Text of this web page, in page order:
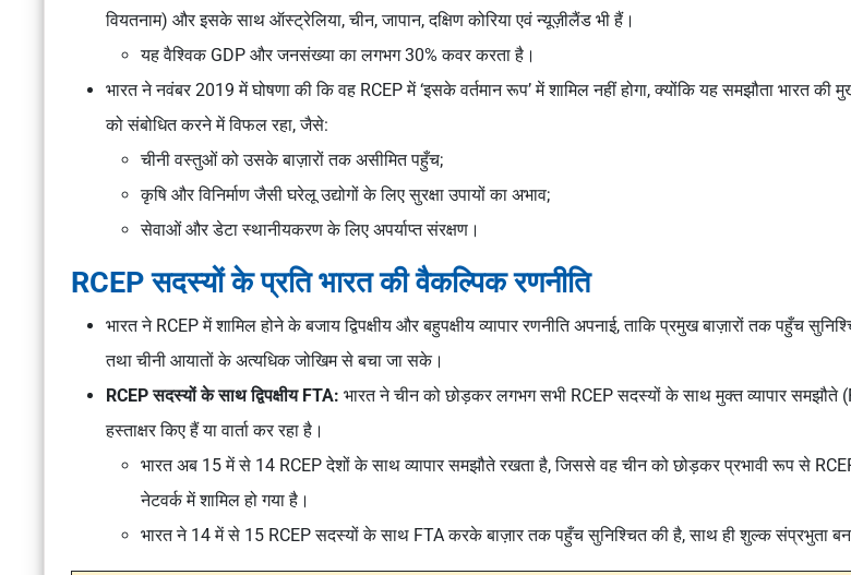
वियतनाम) और इसके साथ ऑस्ट्रेलिया, चीन, जापान, दक्षिण कोरिया एवं न्यूज़ीलैंड भी हैं।
यह वैश्विक GDP और जनसंख्या का लगभग 30% कवर करता है।
भारत ने नवंबर 2019 में घोषणा की कि वह RCEP में ‘इसके वर्तमान रूप’ में शामिल नहीं होगा, क्योंकि यह समझौता भारत की
को संबोधित करने में विफल रहा, जैसे:
चीनी वस्तुओं को उसके बाज़ारों तक असीमित पहुँच;
कृषि और विनिर्माण जैसी घरेलू उद्योगों के लिए सुरक्षा उपायों का अभाव;
सेवाओं और डेटा स्थानीयकरण के लिए अपर्याप्त संरक्षण।
RCEP सदस्यों के प्रति भारत की वैकल्पिक रणनीति
भारत ने RCEP में शामिल होने के बजाय द्विपक्षीय और बहुपक्षीय व्यापार रणनीति अपनाई, ताकि प्रमुख बाज़ारों तक पहुँच
तथा चीनी आयातों के अत्यधिक जोखिम से बचा जा सके।
RCEP सदस्यों के साथ द्विपक्षीय FTA: भारत ने चीन को छोड़कर लगभग सभी RCEP सदस्यों के साथ मुक्त व्यापार समझौते
हस्ताक्षर किए हैं या वार्ता कर रहा है।
भारत अब 15 में से 14 RCEP देशों के साथ व्यापार समझौते रखता है, जिससे वह चीन को छोड़कर प्रभावी रूप से RCEP
नेटवर्क में शामिल हो गया है।
भारत ने 14 में से 15 RCEP सदस्यों के साथ FTA करके बाज़ार तक पहुँच सुनिश्चित की है, साथ ही शुल्क संप्रभुता